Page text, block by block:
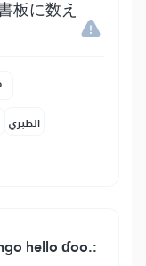
板に数え
الطبري
hello ɗoo.: